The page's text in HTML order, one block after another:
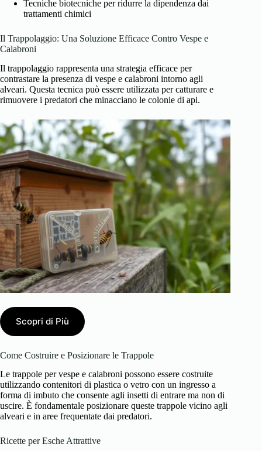
Tecniche biotecniche per ridurre la dipendenza dai
trattamenti chimici
Il Trappolaggio: Una Soluzione Efficace Contro Vespe e
Calabroni
Il trappolaggio rappresenta una strategia efficace per
contrastare la presenza di vespe e calabroni intorno agli
alveari. Questa tecnica può essere utilizzata per catturare e
rimuovere i predatori che minacciano le colonie di api.
Scopri di Più
Come Costruire e Posizionare le Trappole
Le trappole per vespe e calabroni possono essere costruite
utilizzando contenitori di plastica o vetro con un ingresso a
forma di imbuto che consente agli insetti di entrare ma non di
uscire. È fondamentale posizionare queste trappole vicino agli
alveari e in aree frequentate dai predatori.
Ricette per Esche Attrattive